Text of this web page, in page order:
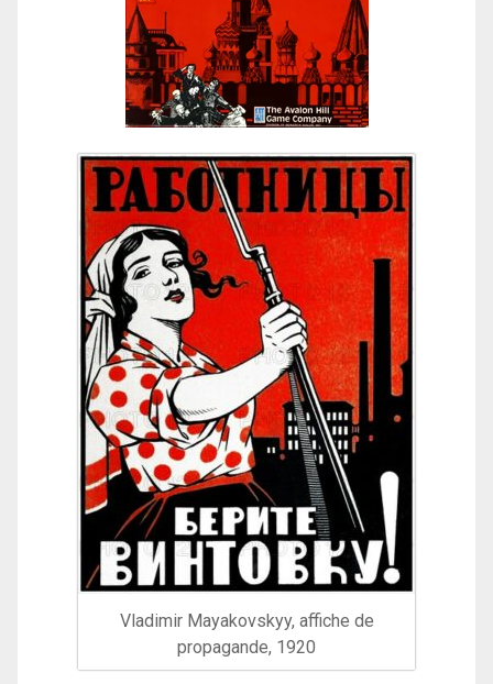
Vladimir Mayakovskyy, affiche de
propagande, 1920